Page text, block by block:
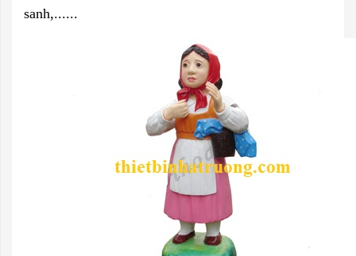
sanh,......